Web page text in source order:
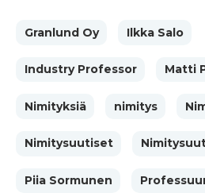
Granlund Oy Ilkka Salo
Industry Professor Matti
Nimityksiä nimitys
Nimitysuutiset
Piia Sormunen